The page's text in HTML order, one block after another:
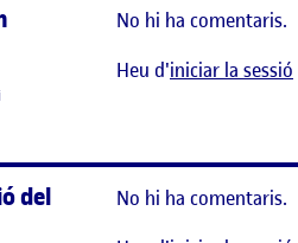
2023 12:09 pm
el Debat – reflexió d’un projecte (PAC3)
No hi ha comentaris.
Heu d'iniciar la sessió
del
No hi ha comentaris.